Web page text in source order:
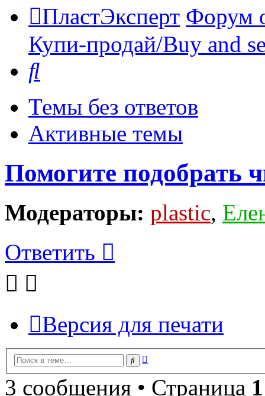
ПластЭксперт Форум
Купи-продай/Buy and
Темы без ответов
Активные темы
Помогите подобрать
Модераторы: plastic,
Ответить
Версия для печати
Поиск
3 сообщения • Страница 1